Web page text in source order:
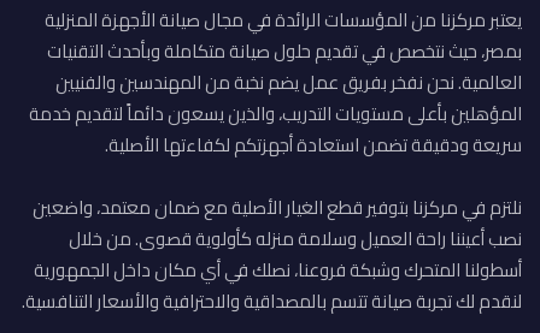
يعتبر مركزنا من المؤسسات الرائدة في مجال صيانة الأجهزة المنزلية
بمصر، حيث نتخصص في تقديم حلول صيانة متكاملة وبأحدث التقنيات
العالمية. نحن نفخر بفريق عمل يضم نخبة من المهندسين والفنيين
المؤهلين بأعلى مستويات التدريب، والذين يسعون دائماً لتقديم خدمة
سريعة ودقيقة تضمن استعادة أجهزتكم لكفاءتها الأصلية.
نلتزم في مركزنا بتوفير قطع الغيار الأصلية مع ضمان معتمد، واضعين
نصب أعيننا راحة العميل وسلامة منزله كأولوية قصوى. من خلال
أسطولنا المتحرك وشبكة فروعنا، نصلك في أي مكان داخل الجمهورية
لنقدم لك تجربة صيانة تتسم بالمصداقية والاحترافية والأسعار التنافسية.